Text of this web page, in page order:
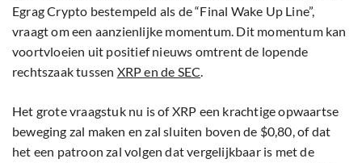
Egrag Crypto bestempeld als de “Final Wake Up Line”,
vraagt om een aanzienlijke momentum. Dit momentum kan
voortvloeien uit positief nieuws omtrent de lopende
rechtszaak tussen XRP en de SEC.
Het grote vraagstuk nu is of XRP een krachtige opwaartse
beweging zal maken en zal sluiten boven de $0,80, of dat
het een patroon zal volgen dat vergelijkbaar is met de